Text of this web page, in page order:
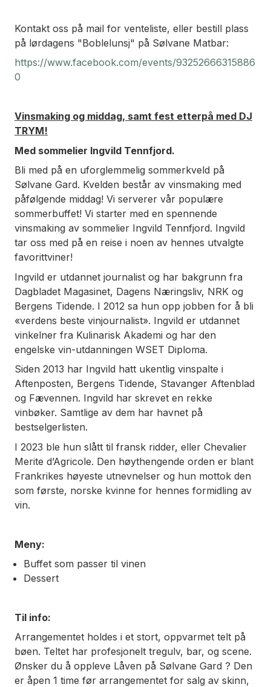
Kontakt oss på mail for venteliste, eller bestill plass
på lørdagens "Boblelunsj" på Sølvane Matbar:
https://www.facebook.com/events/93252666315886
0
Vinsmaking og middag, samt fest etterpå med DJ
TRYM!
Med sommelier Ingvild Tennfjord.
Bli med på en uforglemmelig sommerkveld på
Sølvane Gard. Kvelden består av vinsmaking med
påfølgende middag! Vi serverer vår populære
sommerbuffet! Vi starter med en spennende
vinsmaking av sommelier Ingvild Tennfjord. Ingvild
tar oss med på en reise i noen av hennes utvalgte
favorittviner!
Ingvild er utdannet journalist og har bakgrunn fra
Dagbladet Magasinet, Dagens Næringsliv, NRK og
Bergens Tidende. I 2012 sa hun opp jobben for å bli
«verdens beste vinjournalist». Ingvild er utdannet
vinkelner fra Kulinarisk Akademi og har den
engelske vin-utdanningen WSET Diploma.
Siden 2013 har Ingvild hatt ukentlig vinspalte i
Aftenposten, Bergens Tidende, Stavanger Aftenblad
og Fævennen. Ingvild har skrevet en rekke
vinbøker. Samtlige av dem har havnet på
bestselgerlisten.
I 2023 ble hun slått til fransk ridder, eller Chevalier
Merite d’Agricole. Den høythengende orden er blant
Frankrikes høyeste utnevnelser og hun mottok den
som første, norske kvinne for hennes formidling av
vin.
Meny:
Buffet som passer til vinen
Dessert
Til info:
Arrangementet holdes i et stort, oppvarmet telt på
bøen. Teltet har profesjonelt tregulv, bar, og scene.
Ønsker du å oppleve Låven på Sølvane Gard ? Den
er åpen 1 time før arrangementet for salg av skinn,